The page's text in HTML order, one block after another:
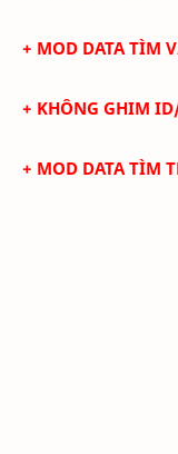
+ MOD DATA TÌM
+ KHÔNG GHIM
+ MOD DATA TÌM